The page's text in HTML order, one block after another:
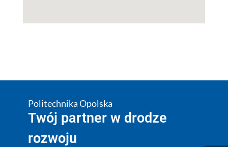
Politechnika Opolska
Twój partner w drodze
rozwoju